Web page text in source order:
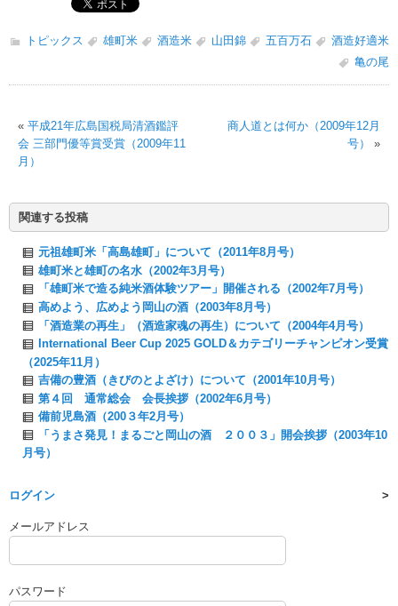
トピックス 雄町米 酒造米 山田錦 五百万石
酒造好適米
亀の尾
« 平成21年広島国税局清酒鑑評
会 三部門優等賞受賞（2009年11
月）
商人道とは何か（2009年12月
号）
»
関連する投稿
元祖雄町米「高島雄町」について（2011年8月号）
雄町米と雄町の名水（2002年3月号）
「雄町米で造る純米酒体験ツアー」開催される（2002年7月号）
高めよう、広めよう岡山の酒（2003年8月号）
「酒造業の再生」（酒造家魂の再生）について（2004年4月号）
International Beer Cup 2025 GOLD＆カテゴリーチャンピオン受賞
（2025年11月）
吉備の豊酒（きびのとよざけ）について（2001年10月号）
第４回 通常総会 会長挨拶（2002年6月号）
備前児島酒（200３年2月号）
「うまさ発見！まるごと岡山の酒 ２００３」開会挨拶（2003年10
月号）
ログイン
メールアドレス
パスワード